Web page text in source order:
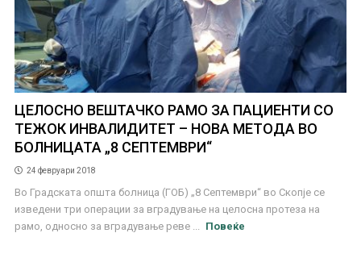
ЦЕЛОСНО ВЕШТАЧКО РАМО ЗА ПАЦИЕНТИ СО
ТЕЖОК ИНВАЛИДИТЕТ – НОВА МЕТОДА ВО
БОЛНИЦАТА „8 СЕПТЕМВРИ“
24 февруари 2018
Во Градската општа болница (ГОБ) „8 Септември“ во Скопје се
изведени три операции за вградување на целосна протеза на
рамо, односно за вградување реве ...
Повеќе